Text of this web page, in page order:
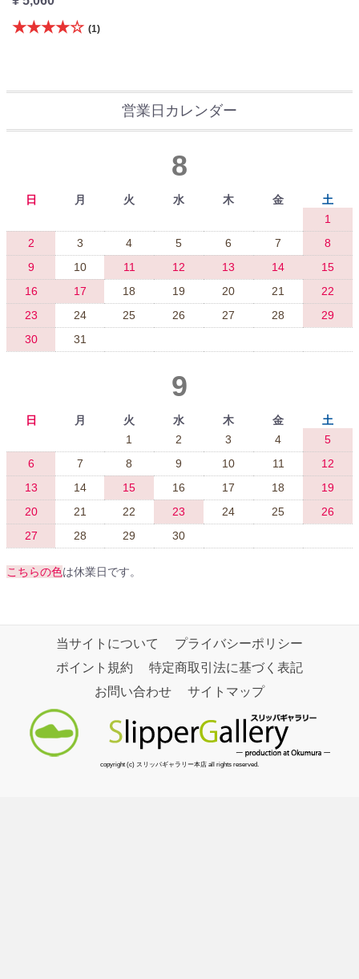
★★★★☆ (1)
営業日カレンダー
8
日 月 火 水 木 金
土
1
2
3 4 5 6 7
8
9
10 11 12 13 14
15
16
17 18 19 20 21
22
23
24 25 26 27 28
29
30
31
9
日 月 火 水 木 金
土
1
2 3 4
5
6
7 8 9 10 11
12
13
14 15 16 17 18
19
20
21 22 23 24 25
26
27
28 29 30
こちらの色は休業日です。
当サイトについて
プライバシーポリシー
ポイント規約
特定商取引法に基づく表記
お問い合わせ
サイトマップ
copyright (c) スリッパギャラリー本店 all rights reserved.